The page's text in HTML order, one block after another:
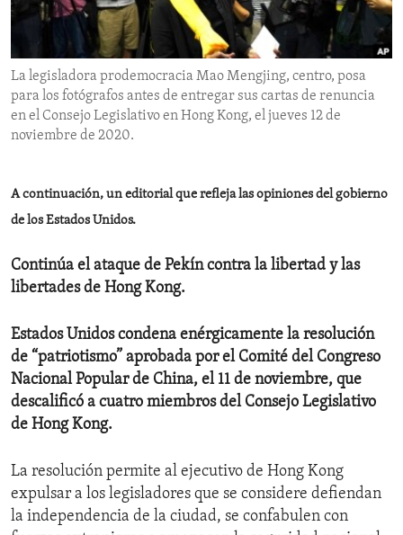
ENVIRONMENT AND HEALTH
IDEALS AND INSTITUTIONS
La legisladora prodemocracia Mao Mengjing, centro, posa
para los fotógrafos antes de entregar sus cartas de renuncia
en el Consejo Legislativo en Hong Kong, el jueves 12 de
noviembre de 2020.
A continuación, un editorial que refleja las opiniones del gobierno
de los Estados Unidos.
Continúa el ataque de Pekín contra la libertad y las
libertades de Hong Kong.
Estados Unidos condena enérgicamente la resolución
de “patriotismo” aprobada por el Comité del Congreso
Nacional Popular de China, el 11 de noviembre, que
descalificó a cuatro miembros del Consejo Legislativo
de Hong Kong.
La resolución permite al ejecutivo de Hong Kong
expulsar a los legisladores que se considere defiendan
la independencia de la ciudad, se confabulen con